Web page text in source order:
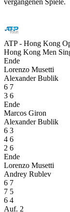
ATP - Hong Kong
Hong Kong Men
Ende
Lorenzo Musetti
Alexander Bublik
6 7
3 6
Ende
Marcos Giron
Alexander Bublik
6 3
4 6
2 6
Ende
Lorenzo Musetti
Andrey Rublev
6 7
7 5
6 4
Auf. 2